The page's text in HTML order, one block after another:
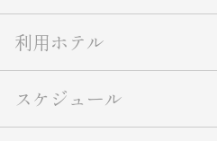
ラ・プルミエール
航空）
利用ホテル
スケジュール